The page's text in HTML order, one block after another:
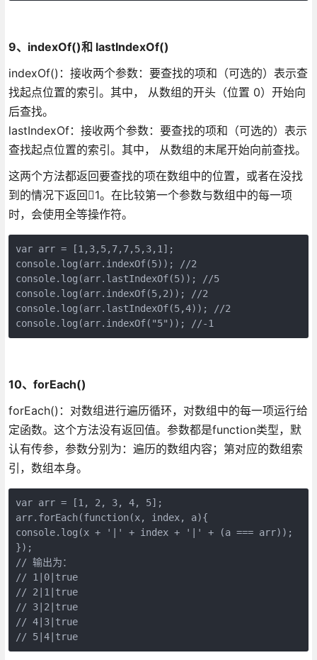
9、indexOf()和 lastIndexOf()
indexOf()：接收两个参数：要查找的项和（可选的）表示查
找起点位置的索引。其中， 从数组的开头（位置 0）开始向
后查找。
lastIndexOf：接收两个参数：要查找的项和（可选的）表示
查找起点位置的索引。其中， 从数组的末尾开始向前查找。
这两个方法都返回要查找的项在数组中的位置，或者在没找
到的情况下返回1。在比较第一个参数与数组中的每一项
时，会使用全等操作符。
var arr = [1,3,5,7,7,5,3,1];
console.log(arr.indexOf(5)); //2
console.log(arr.lastIndexOf(5)); //5
console.log(arr.indexOf(5,2)); //2
console.log(arr.lastIndexOf(5,4)); //2
console.log(arr.indexOf("5")); //-1
10、forEach()
forEach()：对数组进行遍历循环，对数组中的每一项运行给
定函数。这个方法没有返回值。参数都是function类型，默
认有传参，参数分别为：遍历的数组内容；第对应的数组索
引，数组本身。
var arr = [1, 2, 3, 4, 5];
arr.forEach(function(x, index, a){
console.log(x + '|' + index + '|' + (a === arr));
});
// 输出为：
// 1|0|true
// 2|1|true
// 3|2|true
// 4|3|true
// 5|4|true